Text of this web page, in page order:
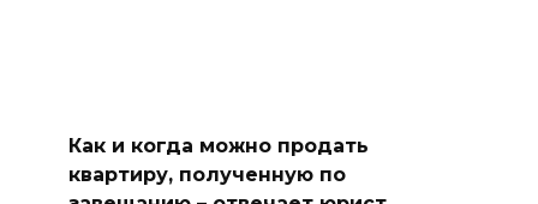
Как и когда можно продать
квартиру, полученную по